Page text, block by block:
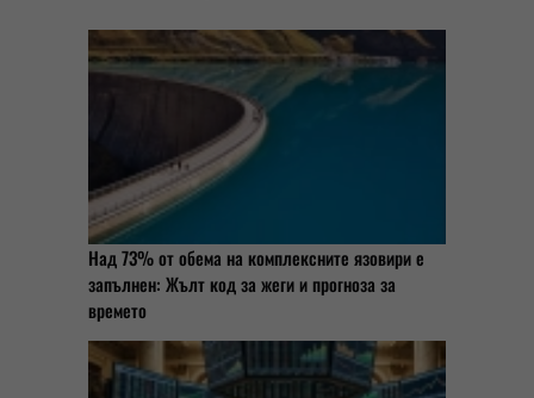
Над 73% от обема на комплексните язовири е
запълнен: Жълт код за жеги и прогноза за
времето